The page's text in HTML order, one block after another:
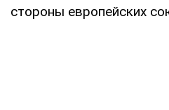
стороны европейских